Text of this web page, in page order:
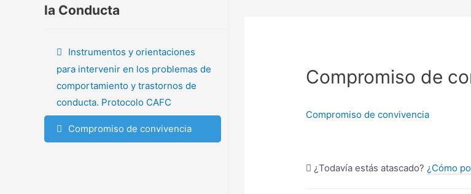
la Conducta
Instrumentos y orientaciones
para intervenir en los problemas de
comportamiento y trastornos de
conducta. Protocolo CAFC
Compromiso de convivencia
Compromiso de
Compromiso de convivencia
¿Todavía estás atascado?¿Cómo